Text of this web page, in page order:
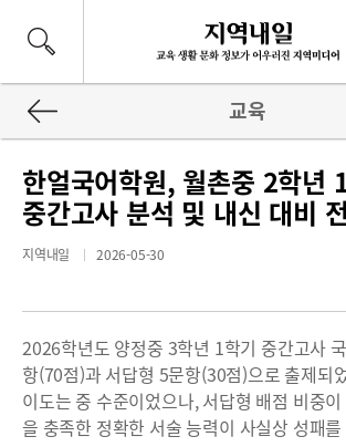
교육
한얼국어학원, 월촌중 2학년
중간고사 분석 및 내신 대비
지역내일 2026-05-30
2026학년도 양정중 3학년 1학기 중간고사
항(70점)과 서답형 5문항(30점)으로 출제되
이도는 중 수준이었으나, 서답형 배점 비중
을 충족한 정확한 서술 능력이 사실상 성패